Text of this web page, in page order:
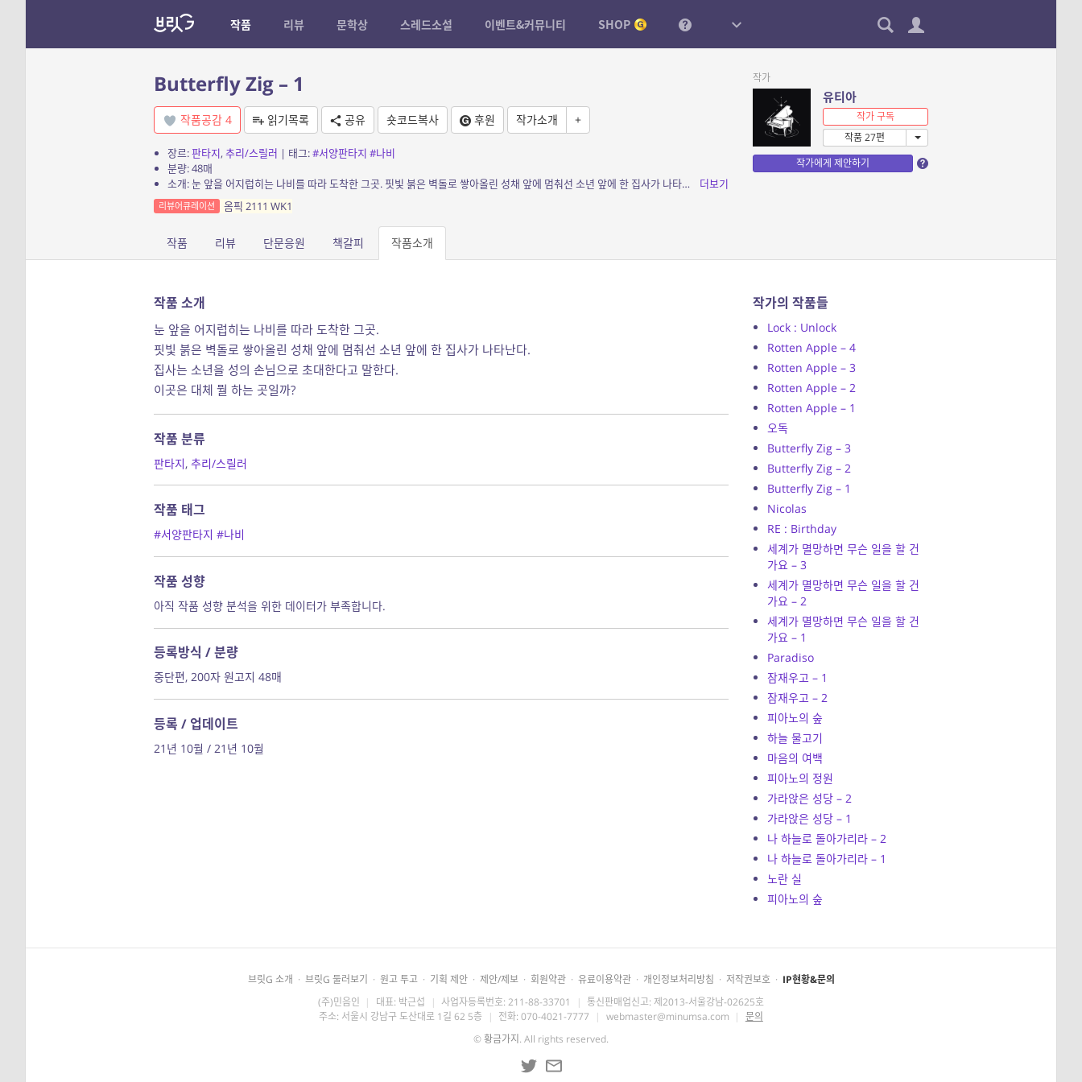
작품 리뷰 문학상 스레드소설 이벤트&커뮤니티 SHOP
Butterfly Zig – 1
작품공감 4 읽기목록 공유 숏코드복사 후원 작가소개 +
장르:판타지, 추리/스릴러 | 태그:#서양판타지 #나비
분량: 48매
소개: 눈 앞을 어지럽히는 나비를 따라 도착한 그곳. 핏빛 붉은 벽돌로 쌓아올린 성채 앞에 멈춰선 소년 앞에 한 집사가 나타난다. 집사는 소년을 성의 손님으로 초대한다고 말한다. 이곳은 ...
더보기
리뷰어큐레이션 옴픽 2111 WK1
작가
유티아
작가 구독
작품 27편
작가에게 제안하기
작품 리뷰 단문응원 책갈피 작품소개
작품 소개
눈 앞을 어지럽히는 나비를 따라 도착한 그곳.
핏빛 붉은 벽돌로 쌓아올린 성채 앞에 멈춰선 소년 앞에 한 집사가 나타난다.
집사는 소년을 성의 손님으로 초대한다고 말한다.
이곳은 대체 뭘 하는 곳일까?
작품 분류
판타지, 추리/스릴러
작품 태그
#서양판타지 #나비
작품 성향
아직 작품 성향 분석을 위한 데이터가 부족합니다.
등록방식 / 분량
중단편, 200자 원고지 48매
등록 / 업데이트
21년 10월 / 21년 10월
작가의 작품들
Lock : Unlock
Rotten Apple – 4
Rotten Apple – 3
Rotten Apple – 2
Rotten Apple – 1
오독
Butterfly Zig – 3
Butterfly Zig – 2
Butterfly Zig – 1
Nicolas
RE : Birthday
세계가 멸망하면 무슨 일을 할 건
가요 – 3
세계가 멸망하면 무슨 일을 할 건
가요 – 2
세계가 멸망하면 무슨 일을 할 건
가요 – 1
Paradiso
잠재우고 – 1
잠재우고 – 2
피아노의 숲
하늘 물고기
마음의 여백
피아노의 정원
가라앉은 성당 – 2
가라앉은 성당 – 1
나 하늘로 돌아가리라 – 2
나 하늘로 돌아가리라 – 1
노란 실
피아노의 숲
브릿G 소개 · 브릿G 둘러보기 · 원고 투고 · 기획 제안 · 제안/제보 · 회원약관 · 유료이용약관 · 개인정보처리방침 · 저작권보호 · IP현황&문의
(주)민음인 | 대표: 박근섭 | 사업자등록번호: 211-88-33701 | 통신판매업신고: 제2013-서울강남-02625호
주소: 서울시 강남구 도산대로 1길 62 5층 | 전화: 070-4021-7777 | webmaster@minumsa.com | 문의
©황금가지 . All rights reserved.